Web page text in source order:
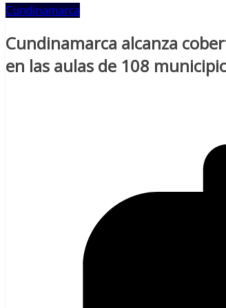
Cundinamarca
Cundinamarca alcanza
en las aulas de 108